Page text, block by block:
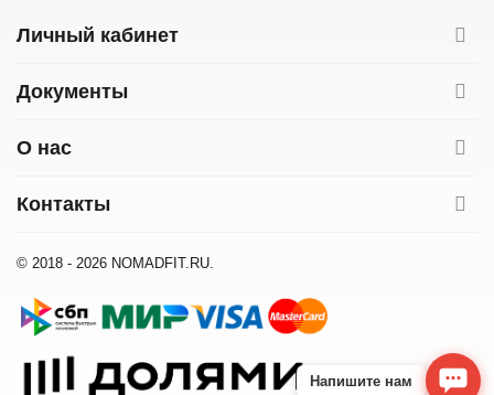
Напишите нам
Личный кабинет
Документы
О нас
Контакты
© 2018 - 2026 NOMADFIT.RU.